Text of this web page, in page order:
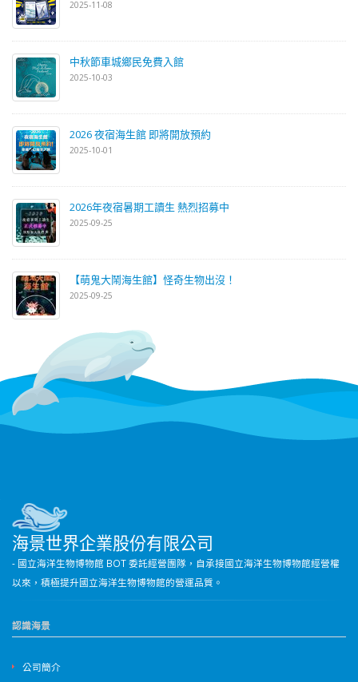
2025-11-08
中秋節車城鄉民免費入館
2025-10-03
2026 夜宿海生館 即將開放預約
2025-10-01
2026年夜宿暑期工讀生 熱烈招募中
2025-09-25
【萌鬼大鬧海生館】怪奇生物出沒！
2025-09-25
海景世界企業股份有限公司
- 國立海洋生物博物館 BOT 委託經營團隊，自承接國立海洋生物博物館經營權
以來，積極提升國立海洋生物博物館的營運品質。
認識海景
公司簡介